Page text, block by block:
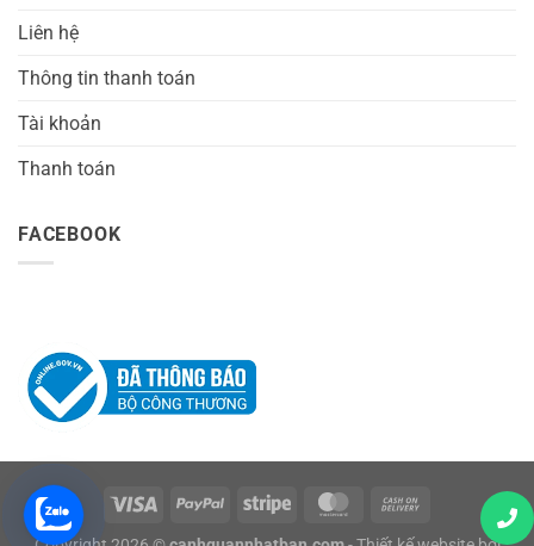
Liên hệ
Thông tin thanh toán
Tài khoản
Thanh toán
FACEBOOK